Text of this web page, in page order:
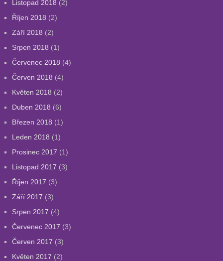
Listopad 2018 (2)
Říjen 2018 (2)
Září 2018 (2)
Srpen 2018 (1)
Červenec 2018 (4)
Červen 2018 (4)
Květen 2018 (2)
Duben 2018 (6)
Březen 2018 (1)
Leden 2018 (1)
Prosinec 2017 (1)
Listopad 2017 (3)
Říjen 2017 (3)
Září 2017 (3)
Srpen 2017 (4)
Červenec 2017 (3)
Červen 2017 (3)
Květen 2017 (2)